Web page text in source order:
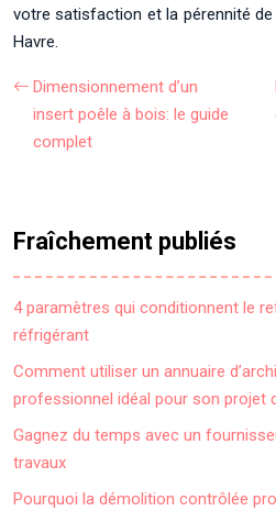
votre satisfaction et la pérennité
Havre.
Dimensionnement d’un
insert poêle à bois: le guide
complet
Fraîchement publiés
4 paramètres qui conditionnent le
réfrigérant
Comment utiliser un annuaire
professionnel idéal pour son projet
Gagnez du temps avec un
travaux
Pourquoi la démolition contrôlée